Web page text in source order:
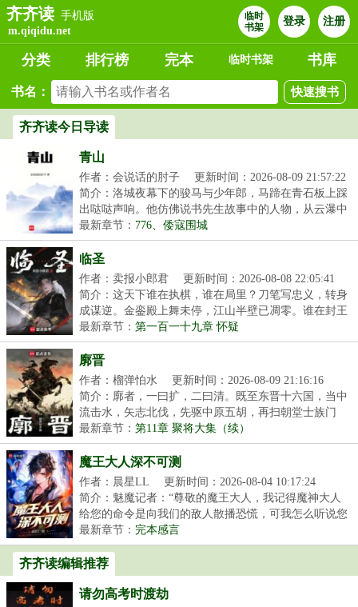
齐齐读 手机版
m.qiqidu.net
临时
书架
登录 注册
分类 排行榜 完本 临时书架 书库
书名：
齐齐读今日导读
青山
作者：会说话的肘子
更新时间：2026-08-09 21:57:22
简介：洛城夜幕下的骏马与少年郎，马蹄在青石板上踩
出哒哒声响。他仿佛说书先生故事中的人物，从云瀑中
来...
最新章节： 776、倭寇围城
临圣
作者：卖报小郎君
更新时间：2026-08-08 22:05:41
简介：这天下谁在执棋，谁在局里？刀笔写忠义，转身
成谋逆。金銮殿上舞未停，江山半壁已凋零。谁在封王
拜...
最新章节： 第一百一十九章 怀疑
廓晋
作者：榴弹怕水
更新时间：2026-08-09 21:16:16
简介：廓者，一曰扩，二曰清。既至东晋十六国，当中
流击水，矢志北伐，先驱中原五胡，再扫朝堂士族门
阀。...
最新章节： 第11章 聚将大集（续）
魔王大人深不可测
作者：晨星LL
更新时间：2026-08-04 10:17:24
简介：魅魔记者：“尊敬的魔王大人，我记得魔神大人
给您的命令是向我们的敌人散播恐慌，可我怎么听说您
在...
最新章节： 完本感言
齐齐读编辑推荐
请勿高考时渡劫